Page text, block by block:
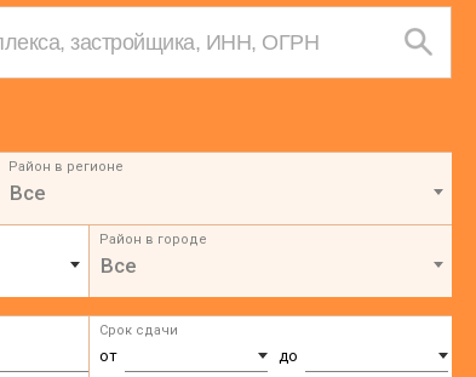
Район в регионе
Все
Район в городе
Все
Срок сдачи
от до